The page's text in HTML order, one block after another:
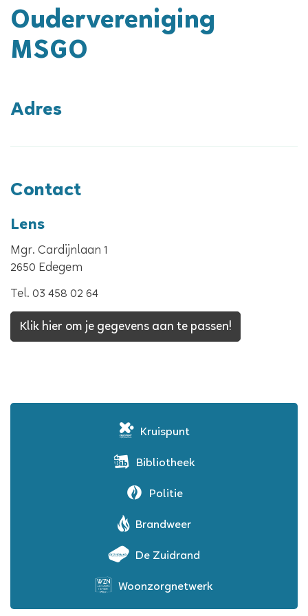
Oudervereniging
MSGO
Adres
Contact
Lens
Mgr. Cardijnlaan 1
,2650 Edegem
Tel. 03 458 02 64
Klik hier om je gegevens aan te passen!
Kruispunt
Bibliotheek
Politie
Brandweer
De Zuidrand
Woonzorgnetwerk